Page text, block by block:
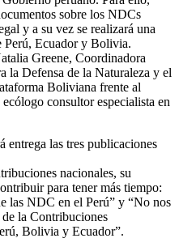
sobre los NDCs
y a su vez se realizará una
Perú, Ecuador y Bolivia.
Greene, Coordinadora
la Defensa de la Naturaleza y el
Boliviana frente al
consultor especialista en
entrega las tres publicaciones
nacionales, su
para tener más tiempo:
las NDC en el Perú” y “No nos
la Contribuciones
Bolivia y Ecuador”.